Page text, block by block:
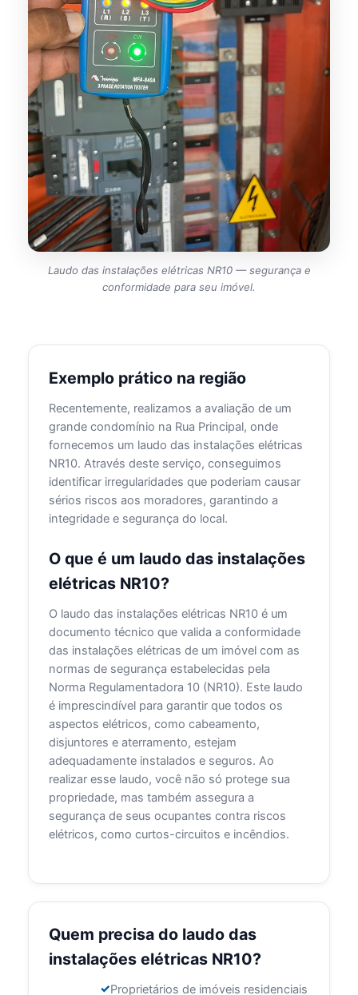
Laudo das instalações elétricas NR10 — segurança e
conformidade para seu imóvel.
Exemplo prático na região
Recentemente, realizamos a avaliação de um
grande condomínio na Rua Principal, onde
fornecemos um laudo das instalações elétricas
NR10. Através deste serviço, conseguimos
identificar irregularidades que poderiam causar
sérios riscos aos moradores, garantindo a
integridade e segurança do local.
O que é um laudo das instalações
elétricas NR10?
O laudo das instalações elétricas NR10 é um
documento técnico que valida a conformidade
das instalações elétricas de um imóvel com as
normas de segurança estabelecidas pela
Norma Regulamentadora 10 (NR10). Este laudo
é imprescindível para garantir que todos os
aspectos elétricos, como cabeamento,
disjuntores e aterramento, estejam
adequadamente instalados e seguros. Ao
realizar esse laudo, você não só protege sua
propriedade, mas também assegura a
segurança de seus ocupantes contra riscos
elétricos, como curtos-circuitos e incêndios.
Quem precisa do laudo das
instalações elétricas NR10?
Proprietários de imóveis residenciais